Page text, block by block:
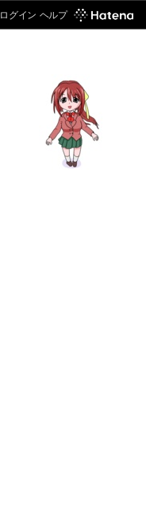
ログイン ヘルプ